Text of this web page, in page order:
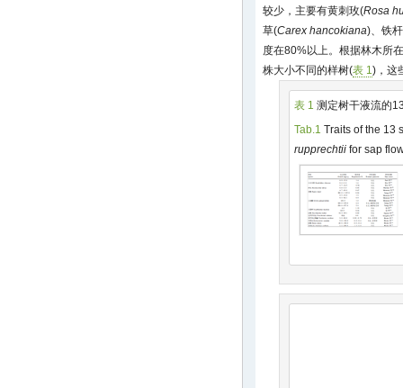
较少，主要有黄刺玫(Rosa
草(Carex hancokiana)、铁
度在80%以上。根据林木所
株大小不同的样树(表 1 )，这
表 1 测定树干液流的
Tab.1 Traits of the 13
rupprechtii for sap